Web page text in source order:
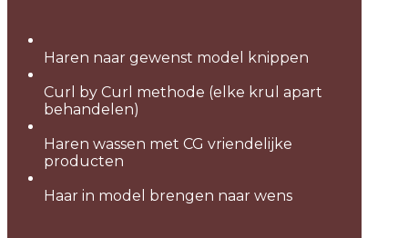
Haren naar gewenst model knippen
Curl by Curl methode (elke krul apart
behandelen)
Haren wassen met CG vriendelijke
producten
Haar in model brengen naar wens